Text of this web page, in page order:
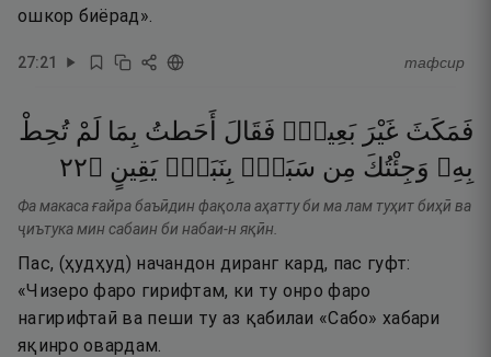
ошкор биёрад».
27:21 тафсир
فَمَكَثَ غَيْرَ بَعِيدٍۢ فَقَالَ أَحَطتُ بِمَا لَمْ تُحِطْ
بِهِۦ وَجِئْتُكَ مِن سَبَإٍۭ بِنَبَإٍۢ يَقِينٍ ۝٢٢
Фа макаса ғайра баъӣдин фақола аҳатту би ма лам туҳит биҳӣ ва
ҷиътука мин сабаин би набаи-н яқӣн.
Пас, (ҳудҳуд) начандон диранг кард, пас гуфт:
«Чизеро фаро гирифтам, ки ту онро фаро
нагирифтаӣ ва пеши ту аз қабилаи «Сабо» хабари
яқинро овардам.